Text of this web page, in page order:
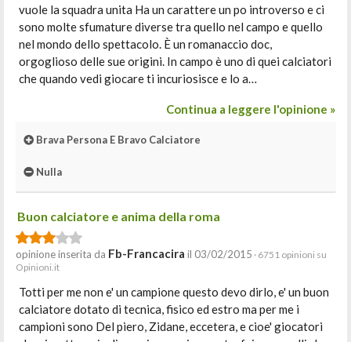
vuole la squadra unita Ha un carattere un po introverso e ci
sono molte sfumature diverse tra quello nel campo e quello
nel mondo dello spettacolo. È un romanaccio doc,
orgoglioso delle sue origini. In campo è uno di quei calciatori
che quando vedi giocare ti incuriosisce e lo a…
Continua a leggere l'opinione »
Brava Persona E Bravo Calciatore
Nulla
Buon calciatore e anima della roma
opinione inserita da Fb-Francacira il 03/02/2015 · 6751 opinioni su
Opinioni.it
Totti per me non e' un campione questo devo dirlo, e' un buon
calciatore dotato di tecnica, fisico ed estro ma per me i
campioni sono Del piero, Zidane, eccetera, e cioe' giocatori